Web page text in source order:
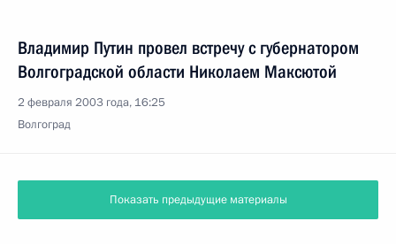
Владимир Путин провел встречу с губернатором
Волгоградской области Николаем Максютой
2 февраля 2003 года, 16:25
Волгоград
Показать предыдущие материалы